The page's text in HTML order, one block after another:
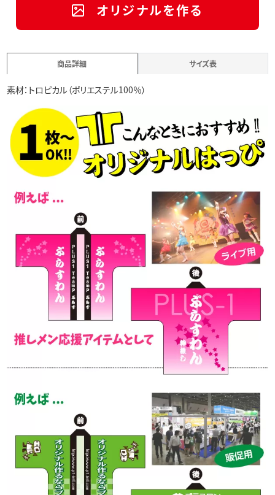
オリジナルを作る
商品詳細 サイズ表
素材：トロピカル（ポリエステル100％）